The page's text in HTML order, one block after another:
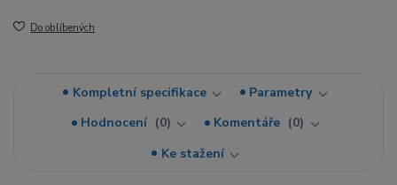
Do oblíbených
Kompletní specifikace
Parametry
Hodnocení
0 Komentáře
0
Ke stažení